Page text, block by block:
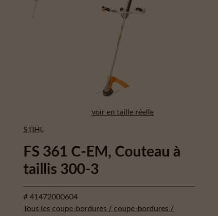
voir en taille réelle
STIHL
FS 361 C-EM, Couteau à
taillis 300-3
# 41472000604
Tous les coupe-bordures / coupe-bordures /